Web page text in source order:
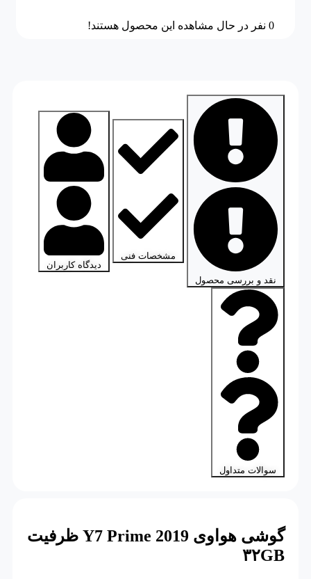
0 نفر در حال مشاهده این محصول هستند!
نقد و بررسی محصول
مشخصات فنی
دیدگاه کاربران
سوالات متداول
گوشی هواوی Y7 Prime 2019 ظرفیت
۳۲GB